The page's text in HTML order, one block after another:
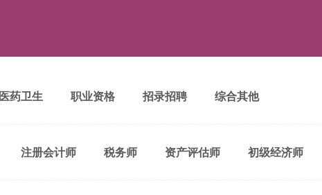
医药卫生 职业资格 招录招聘 综合其他
注册会计师 税务师 资产评估师 初级经济师